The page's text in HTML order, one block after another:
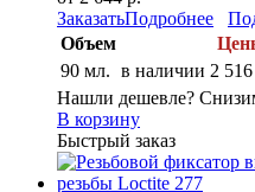
ЗаказатьПодробнее
Объем
90 мл. в наличии 2
Нашли дешевле?
В корзину
Быстрый заказ